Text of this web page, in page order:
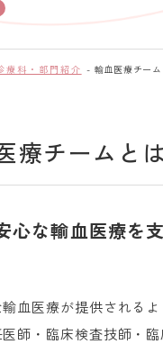
療科・部門紹介 輸血医療チーム
療チームとは
心な輸血医療を
血医療が提供される
師・臨床検査技師・